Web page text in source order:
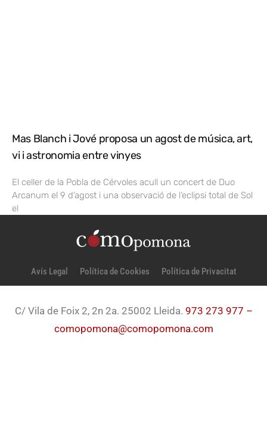
Mas Blanch i Jové proposa un agost de música, art,
vi i astronomia entre vinyes
El celler de la Pobla de Cérvoles acull un concert de Duo
Arcanum el 9 d’agost i una observació de l’eclipsi total de Sol
el
Avís Legal Política de Cookies Política de Privacitat
C/ Vila de Foix 2, 2n 2a. 25002 Lleida. 973 273 977 –
comopomona@comopomona.com